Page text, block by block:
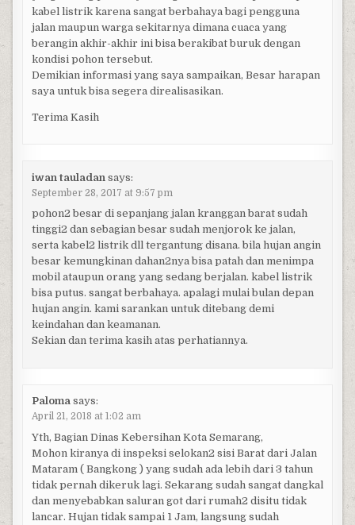
kabel listrik karena sangat berbahaya bagi pengguna
jalan maupun warga sekitarnya dimana cuaca yang
berangin akhir-akhir ini bisa berakibat buruk dengan
kondisi pohon tersebut.
Demikian informasi yang saya sampaikan, Besar harapan
saya untuk bisa segera direalisasikan.
Terima Kasih
iwan tauladan says:
September 28, 2017 at 9:57 pm
pohon2 besar di sepanjang jalan kranggan barat sudah
tinggi2 dan sebagian besar sudah menjorok ke jalan,
serta kabel2 listrik dll tergantung disana. bila hujan angin
besar kemungkinan dahan2nya bisa patah dan menimpa
mobil ataupun orang yang sedang berjalan. kabel listrik
bisa putus. sangat berbahaya. apalagi mulai bulan depan
hujan angin. kami sarankan untuk ditebang demi
keindahan dan keamanan.
Sekian dan terima kasih atas perhatiannya.
Paloma says:
April 21, 2018 at 1:02 am
Yth, Bagian Dinas Kebersihan Kota Semarang,
Mohon kiranya di inspeksi selokan2 sisi Barat dari Jalan
Mataram ( Bangkong ) yang sudah ada lebih dari 3 tahun
tidak pernah dikeruk lagi. Sekarang sudah sangat dangkal
dan menyebabkan saluran got dari rumah2 disitu tidak
lancar. Hujan tidak sampai 1 Jam, langsung sudah